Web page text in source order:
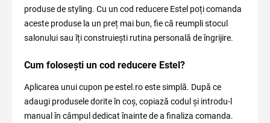
produse de styling. Cu un cod reducere Estel poți comanda
aceste produse la un preț mai bun, fie că reumpli stocul
salonului sau îți construiești rutina personală de îngrijire.
Cum folosești un cod reducere Estel?
Aplicarea unui cupon pe estel.ro este simplă. După ce
adaugi produsele dorite în coș, copiază codul și introdu-l
manual în câmpul dedicat înainte de a finaliza comanda.